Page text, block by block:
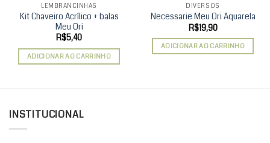
LEMBRANCINHAS
Kit Chaveiro Acrílico + balas
Meu Ori
R$5,40
ADICIONAR AO CARRINHO
DIVERSOS
Necessarie Meu Ori Aquarela
R$19,90
ADICIONAR AO CARRINHO
INSTITUCIONAL